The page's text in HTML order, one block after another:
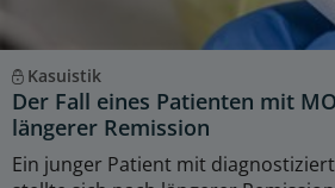
Kasuistik
Der Fall eines Patienten mit
längerer Remission
Ein junger Patient mit